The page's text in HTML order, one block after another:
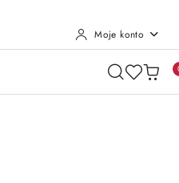
Moje konto